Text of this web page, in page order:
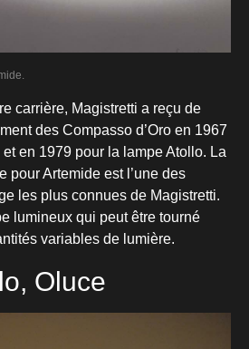
carrière, Magistretti a reçu de
des Compasso d’Oro en 1967
en 1979 pour la lampe Atollo. La
pour Artemide est l’une des
les plus connues de Magistretti.
lumineux qui peut être tourné
variables de lumière.
Oluce